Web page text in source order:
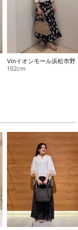
Vinイオンモール浜松市野
162cm